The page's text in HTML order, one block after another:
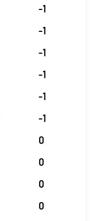
-1
-1
-1
-1
-1
-1
0
0
0
0